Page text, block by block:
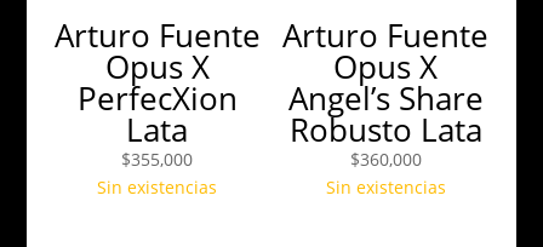
Arturo Fuente
Opus X
PerfecXion
Lata
$355,000
Sin existencias
Arturo Fuente
Opus X
Angel’s Share
Robusto Lata
$360,000
Sin existencias